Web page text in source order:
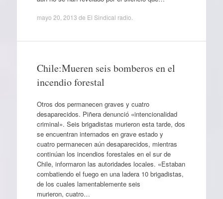
mayo 20, 2013 de El Sindical radio
Chile:Mueren seis bomberos en el
incendio forestal
Otros dos permanecen graves y cuatro
desaparecidos. Piñera denunció «intencionalidad
criminal». Seis brigadistas murieron esta tarde, dos
se encuentran internados en grave estado y
cuatro permanecen aún desaparecidos, mientras
continúan los incendios forestales en el sur de
Chile, informaron las autoridades locales. «Estaban
combatiendo el fuego en una ladera 10 brigadistas,
de los cuales lamentablemente seis
murieron, cuatro…